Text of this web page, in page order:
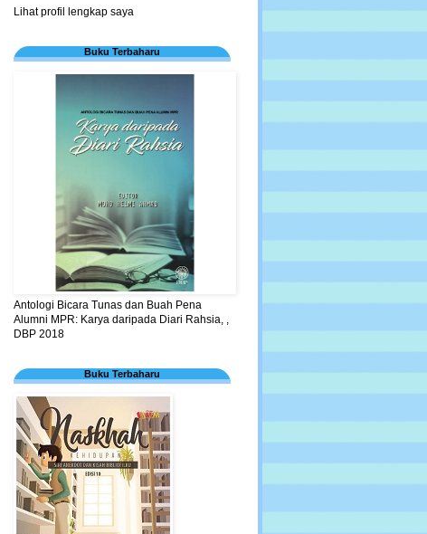
Lihat profil lengkap saya
Buku Terbaharu
Antologi Bicara Tunas dan Buah Pena
Alumni MPR: Karya daripada Diari Rahsia, ,
DBP 2018
Buku Terbaharu